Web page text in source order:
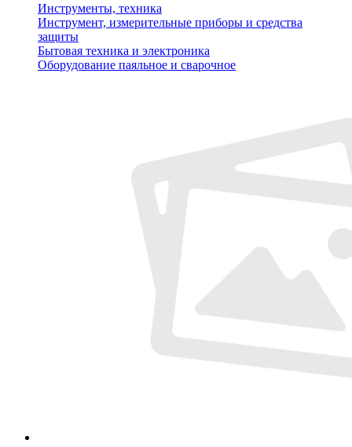
Инструменты, техника
Инструмент, измерительные приборы и средства
защиты
Бытовая техника и электроника
Оборудование паяльное и сварочное